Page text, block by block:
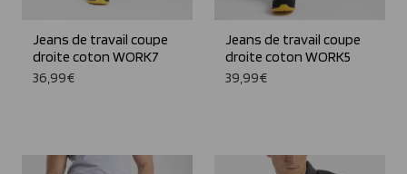
Jeans de travail coupe
droite coton WORK7
36,99€
Jeans de travail coupe
droite coton WORK5
39,99€